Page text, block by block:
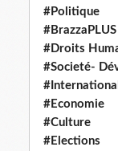
#Politique
#BrazzaPLUS
#Droits
#Societé-
#International
#Economie
#Culture
#Elections